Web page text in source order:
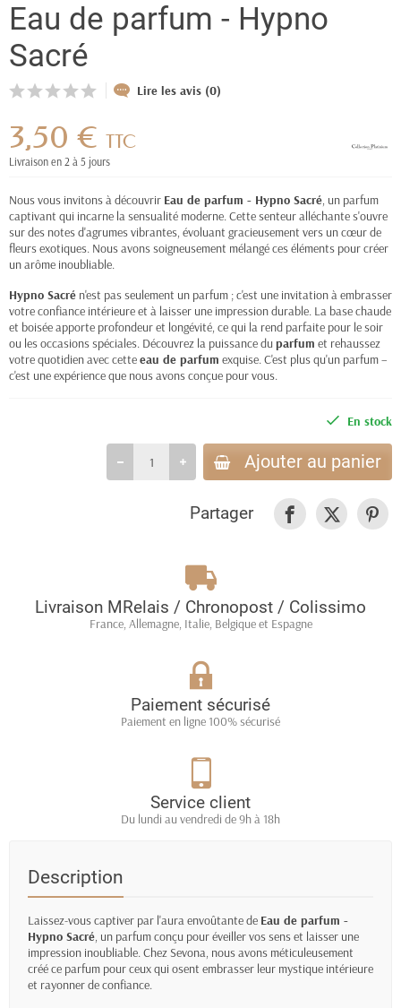
Eau de parfum - Hypno
Sacré
Lire les avis (0)
3,50 € TTC
Livraison en 2 à 5 jours
Nous vous invitons à découvrir Eau de parfum - Hypno Sacré, un parfum
captivant qui incarne la sensualité moderne. Cette senteur alléchante s'ouvre
sur des notes d'agrumes vibrantes, évoluant gracieusement vers un cœur de
fleurs exotiques. Nous avons soigneusement mélangé ces éléments pour créer
un arôme inoubliable.
Hypno Sacré n'est pas seulement un parfum ; c'est une invitation à embrasser
votre confiance intérieure et à laisser une impression durable. La base chaude
et boisée apporte profondeur et longévité, ce qui la rend parfaite pour le soir
ou les occasions spéciales. Découvrez la puissance duparfum et rehaussez
votre quotidien avec cetteeau de parfum exquise. C'est plus qu'un parfum –
c'est une expérience que nous avons conçue pour vous.
En stock
Ajouter au panier
Partager
Livraison MRelais / Chronopost / Colissimo
France, Allemagne, Italie, Belgique et Espagne
Paiement sécurisé
Paiement en ligne 100% sécurisé
Service client
Du lundi au vendredi de 9h à 18h
Description
Laissez-vous captiver par l'aura envoûtante de Eau de parfum -
Hypno Sacré, un parfum conçu pour éveiller vos sens et laisser une
impression inoubliable. Chez Sevona, nous avons méticuleusement
créé ce parfum pour ceux qui osent embrasser leur mystique intérieure
et rayonner de confiance.